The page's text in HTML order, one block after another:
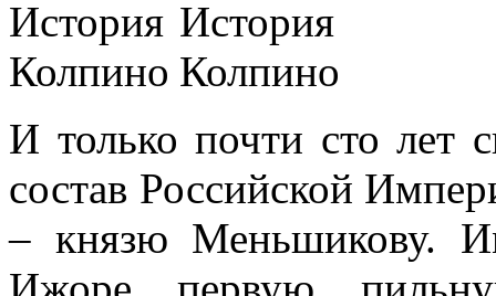
И только почти сто лет
состав Российской
– князю Меньшикову.